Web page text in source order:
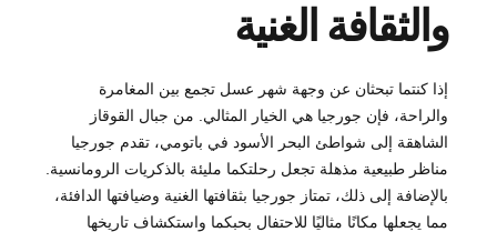
والثقافة الغنية
إذا كنتما تبحثان عن وجهة شهر عسل تجمع بين المغامرة
والراحة، فإن جورجيا هي الخيار المثالي. من جبال القوقاز
الشاهقة إلى شواطئ البحر الأسود في باتومي، تقدم جورجيا
مناظر طبيعية مذهلة تجعل رحلتكما مليئة بالذكريات الرومانسية.
بالإضافة إلى ذلك، تمتاز جورجيا بثقافتها الغنية وضيافتها الدافئة،
مما يجعلها مكانًا مثاليًا للاحتفال بحبكما واستكشاف تاريخها